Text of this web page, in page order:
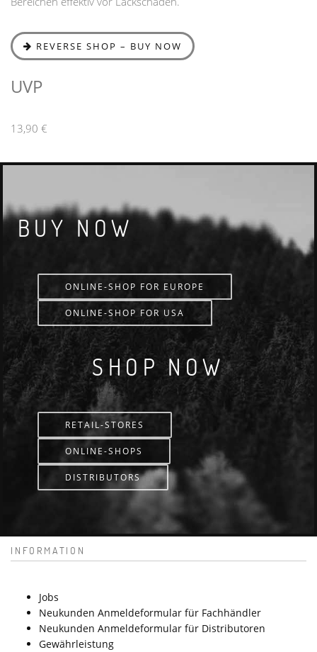
REVERSE SHOP – BUY NOW
UVP
13,90 €
BUY NOW
ONLINE-SHOP FOR EUROPE
ONLINE-SHOP FOR USA
SHOP NOW
RETAIL-STORES
ONLINE-SHOPS
DISTRIBUTORS
INFORMATION
Jobs
Neukunden Anmeldeformular für Fachhändler
Neukunden Anmeldeformular für Distributoren
Gewährleistung